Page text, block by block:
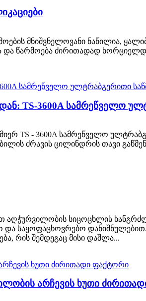
მნიშვნელოვანი ნაწილია,
წარმოება ძირითადად
TS-3600A სამრეწველო
TS - 3600A სამრეწველო
ძრავის ცილინდრის თავი
აღჭურვილობის სიცოცხლის
საყოფაცხოვრებო
რის შემდეგაც მისი დაშლა...
არჩევის ხუთი